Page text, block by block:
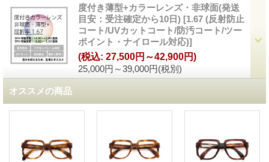
度付き薄型+カラーレンズ・非球面(発送
目安：受注確定から10日) [1.67 (反射防止
コート/UVカットコート/防汚コート/ツー
ポイント・ナイロール対応)]
25,000円～39,000円(税別)
(税込: 27,500円～42,900円)
オススメの商品